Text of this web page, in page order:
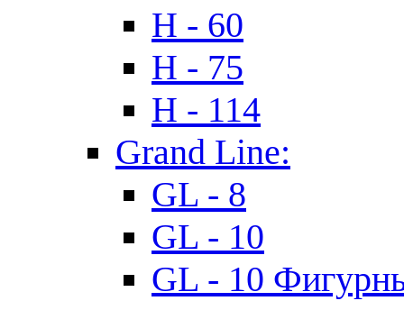
H - 60
H - 75
H - 114
Grand Line:
GL - 8
GL - 10
GL - 10